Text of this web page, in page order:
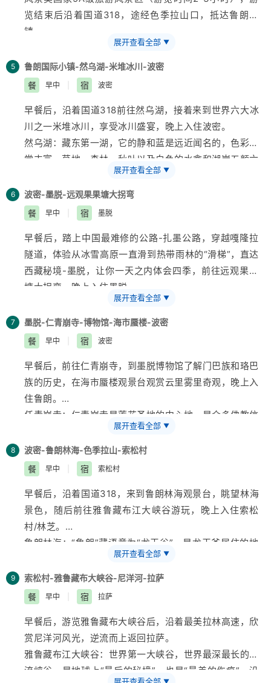
览结束后沿着国道318，途经色季拉山口，抵达鲁朗小
镇。
巴松措：这是藏传佛教宁玛派的圣湖，西藏首个自然风景
类国家5A级旅游风景区。景区集雪山、湖泊、森林、瀑
布牧场、文物古迹、名胜古刹为一体，景色殊异，四时不
同，有“小瑞士”美誉。湖心处有一座小岛名为扎西岛，传
说该岛是“空心岛”，即岛与湖底是不相连而漂浮在湖水上
的，十分神奇！
鲁朗小镇：这是一个森林群山环抱的宁静小镇，意为“神
仙居住的地方”，有“东方瑞士风光”、“奥地利田园风光”
【温馨提示】行程用餐不及时，建议自备些干粮。高原
地区，早晚温差较大，以防感冒请注意保暖。
展开查看全部 ▼
5
鲁朗国际小镇-然乌湖-米堆冰川-波密
餐
早中 宿 波密
早餐后，沿着国道318前往然乌湖，接着来到世界六大冰
川之一米堆冰川，享受冰川盛宴，晚上入住波密。
然乌湖：藏东第一湖，它的静和蓝是远近闻名的，色彩非
常丰富，草地、森林、秋叶以及白色的水禽和湖岸五颜六
色的卵石，湖畔是茂密的原始森林，碧蓝的湖水，森林倒
映，清澈见底，湖面的水鸟成群，一派仙境景色。
米堆冰川：被《中国国家地理》评为中国最美的六大冰川
之一，是
西藏最重要的海洋型冰川，也是世界
的冰川。冰川下段穿行于针阔叶混交林带，两侧大山巍峨
峻峭，鬼斧神工，雪山和云雾交织在一起，如梦似幻，使
人惊叹不已。
【温馨提示】 米堆冰川，可接近触摸冰川，攀登注意安
展开查看全部 ▼
6
波密-墨脱-远观果果塘大拐弯
餐
早中 宿 墨脱
早餐后，踏上中国最难修的公路-扎墨公路，穿越嘎隆拉
隧道，体验从冰雪高原一直滑到热带雨林的“滑梯”，直达
西藏秘境-墨脱，让你一天之内体会四季，前往远观果果
塘大拐弯，晚上入住墨脱。
扎墨公路：这条公路从波密的扎木镇到墨脱，体验到从海
拔3700骤降至1100米，从冰天雪地直接进入热带雨林，
从冬天直接进入到夏天，在这里你可以看到南伽巴瓦，也
可以领略到世界第一大峡谷-雅鲁藏布江大峡谷，体验海
拔落差六千多米的壮丽景观。
嘎隆拉隧道：该隧道从嘎隆拉雪山下面穿过，走出隧道仿
佛进入了仙境，一片草甸沼泽，绝美的风景如画一般，雪
山上的积雪触手可及，澄澈的河流，缤纷的花朵，连续
的热带雨林。
墨脱：这是雅鲁藏布江进入印度前流经的最后一个县，中
界只有一个墨脱，而墨脱却拥有全世界，这就是同时拥有
热带芭蕉、亚热带栎林、温带冷杉、寒带冰川的莲花圣
地-墨脱。
果果塘大拐弯：距离墨脱县城约12公里，沿途会经过墨
的自然奇观，因地形原因，湍流的江水遇到山峰的阻挡，
围绕山峰来了一个180度的大转弯，形成了这一壮丽的自
然景观。
【温馨提示】
由于墨脱地域特殊，如临时遇雨季塌方泥
石流或冬季大雪封山等特殊情况不能前往墨脱，则根据实
际情况改为其它景区！
展开查看全部 ▼
7
墨脱-仁青崩寺-博物馆-海市蜃楼-波密
餐
早中 宿 波密
早餐后，前往仁青崩寺，到墨脱博物馆了解门巴族和珞巴
族的历史，在海市蜃楼观景台观赏云里雾里奇观，晚上入
住鲁朗。
任青崩寺：仁青崩寺是莲花圣地的中心地，是众多佛教信
徒向往的圣地。据说该寺是由达赖干布寺中的活佛甘布筹
建的，相传仁青崩寺是多吉帕姆女神化身中心”肚脐”的所
在地，是墨脱县修建最早和规模最大的寺庙。
海市蜃楼观景台：风景绝美，可以俯瞰墨脱县城和雅鲁藏
布江，上午时分，可以看到墨脱县城左边在阳光下，右边
在云雾里，是绝佳的摄影打卡点！
墨脱博物馆：墨脱门珞历史文化遗产博物馆又叫“莲花
阁”，位于墨脱县城边的一座山顶上，莲花阁是墨脱的地
脱的地理概况、门巴族和珞巴族的农耕、生产生活方式、
古老的狩猎文化、宗教、习俗文化，还有纺织服饰及传统
展开查看全部 ▼
8
波密-鲁朗林海-色季拉山-索松村
餐
早中 宿 索松村
早餐后，沿着国道318，来到鲁朗林海观景台，眺望林海
景色，随后前往雅鲁藏布江大峡谷游玩，晚上入住索松
村/林芝。
鲁朗林海：“鲁朗”藏语意为“龙王谷”，是龙王爷居住的地
方，也是“叫人不想家”的地方，坐落在深山老林之中，素
有“西藏江南”美称。在【鲁朗观景台】
同时拍到南迦巴瓦峰（7782米）和加拉白垒峰（7294
米）。
色季拉山观景台：海拔4728米，位于国道318旁，白茫
茫的雪山挂满彩色的经幡，美的让人移不开眼睛，天气状
况良好的情况下可以在观景台上远眺南迦巴瓦峰。
【温馨提示】
展开查看全部 ▼
9
索松村-雅鲁藏布大峡谷-尼洋河-拉萨
餐
早中 宿 拉萨
早餐后，游览雅鲁藏布大峡谷后，沿着最美拉林高速，欣
赏尼洋河风光，逆流而上返回拉萨。
雅鲁藏布江大峡谷：世界第一大峡谷，世界最深最长的河
流峡谷，是地球上“最后的秘境”，也是“最美的伤痕”。沿
▼